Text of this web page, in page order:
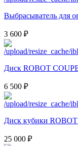
Выбрасыватель для
3 600 ₽
Диск ROBOT
6 500 ₽
Диск кубики
25 000 ₽